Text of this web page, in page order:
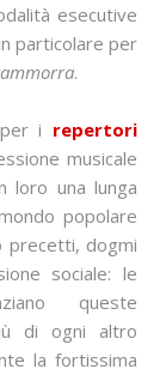
esecutive
particolare per
.
i repertori
musicale
loro una lunga
popolare
precetti, dogmi
sociale: le
queste
di ogni altro
la fortissima